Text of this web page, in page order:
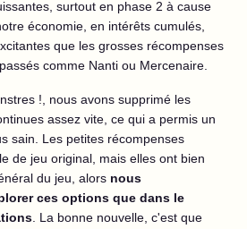
surtout en phase 2 à cause
économie, en intérêts cumulés,
que les grosses récompenses
comme Nanti ou Mercenaire.
!, nous avons supprimé les
assez vite, ce qui a permis un
sain. Les petites récompenses
de jeu original, mais elles ont bien
du jeu, alors nous
ces options que dans le
. La bonne nouvelle, c'est que